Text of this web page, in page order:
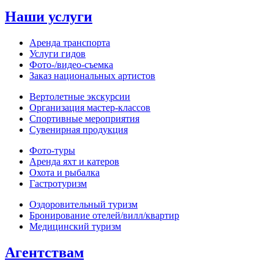
Наши услуги
Аренда транспорта
Услуги гидов
Фото-/видео‑съемка
Заказ национальных артистов
Вертолетные экскурсии
Организация мастер‑классов
Спортивные мероприятия
Сувенирная продукция
Фото‑туры
Аренда яхт и катеров
Охота и рыбалка
Гастротуризм
Оздоровительный туризм
Бронирование отелей/вилл/квартир
Медицинский туризм
Агентствам